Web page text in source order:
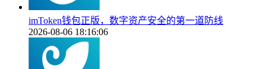
imToken钱包正版，数字资产安全的第一道防线
2026-08-06 18:16:06